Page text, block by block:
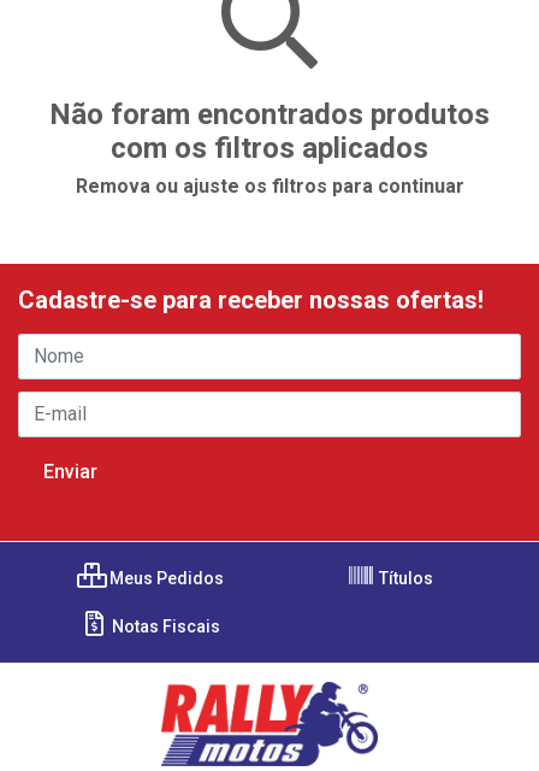
Não foram encontrados produtos
com os filtros aplicados
Remova ou ajuste os filtros para continuar
Cadastre-se para receber nossas ofertas!
Meus Pedidos Títulos
Notas Fiscais